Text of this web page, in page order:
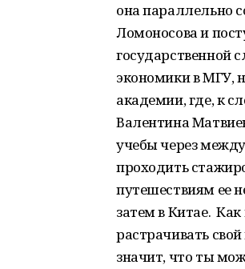
она параллельно
Ломоносова и
государственной
экономики в МГУ,
академии, где, к
Валентина
учебы через
проходить
путешествиям ее
затем в Китае.
растрачивать
значит, что ты